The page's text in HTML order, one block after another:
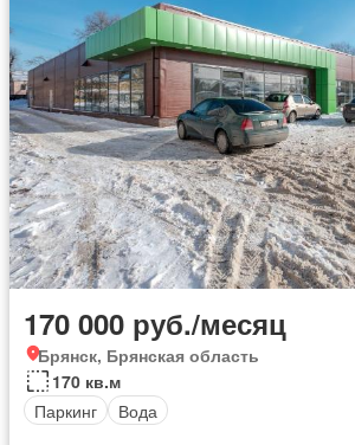
170 000 руб./месяц
Брянск, Брянская область
170 кв.м
Паркинг
Вода